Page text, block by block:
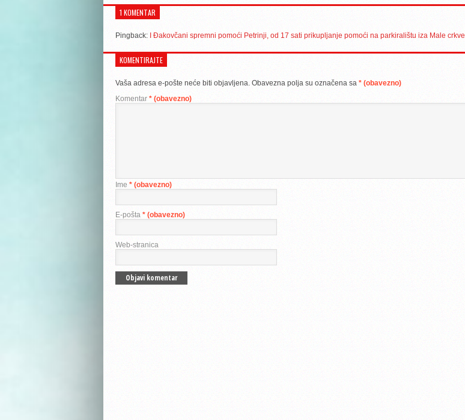
1 KOMENTAR
Pingback: I Đakovčani spremni pomoći Petrinji, od 17 sati prikupljanje pomoći na parkiralištu iza Male crkve
KOMENTIRAJTE
Vaša adresa e-pošte neće biti objavljena. Obavezna polja su označena sa * (obavezno)
Komentar * (obavezno)
Ime * (obavezno)
E-pošta * (obavezno)
Web-stranica